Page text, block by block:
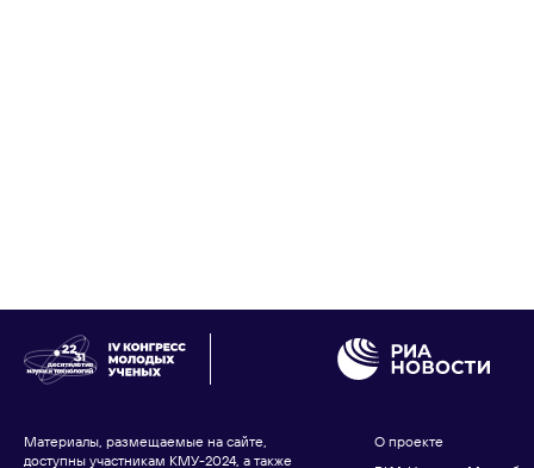
Материалы, размещаемые на сайте,
доступны участникам КМУ-2024, а также
О проекте